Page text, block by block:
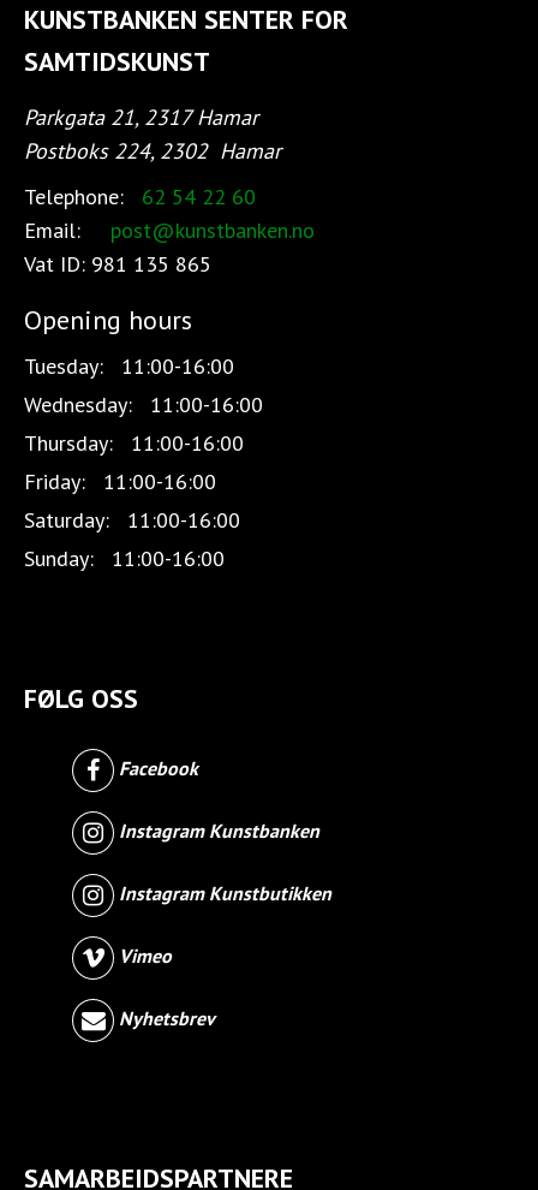
KUNSTBANKEN SENTER FOR
SAMTIDSKUNST
Parkgata 21, 2317 Hamar
Postboks 224, 2302 Hamar
Telephone:
62 54 22 60
Email:
post@kunstbanken.no
Vat ID: 981 135 865
Opening hours
Tuesday:
11:00-16:00
Wednesday:
11:00-16:00
Thursday:
11:00-16:00
Friday:
11:00-16:00
Saturday:
11:00-16:00
Sunday:
11:00-16:00
FØLG OSS
Facebook
Instagram Kunstbanken
Instagram Kunstbutikken
Vimeo
Nyhetsbrev
SAMARBEIDSPARTNERE